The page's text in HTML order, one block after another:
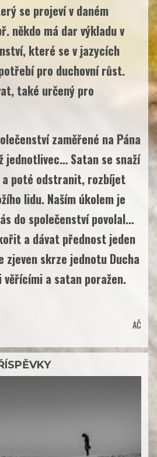
se projeví v daném
někdo má dar výkladu v
které se v jazycích
pro duchovní růst.
také určený pro
zaměřené na Pána
jednotlivec… Satan se snaží
a poté odstranit, rozbíjet
lidu. Naším úkolem je
do společenství povolal…
a dávat přednost jeden
zjeven skrze jednotu Ducha
věřícími a satan poražen.
AČ